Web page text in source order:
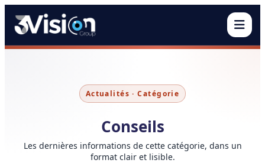
Actualités · Catégorie
Conseils
Les dernières informations de cette catégorie, dans un
format clair et lisible.